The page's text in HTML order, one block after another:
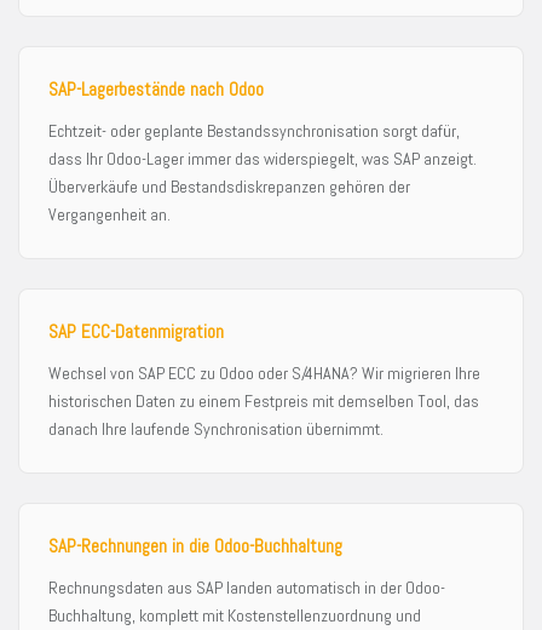
SAP-Lagerbestände nach Odoo
Echtzeit- oder geplante Bestandssynchronisation sorgt dafür,
dass Ihr Odoo-Lager immer das widerspiegelt, was SAP anzeigt.
Überverkäufe und Bestandsdiskrepanzen gehören der
Vergangenheit an.
SAP ECC-Datenmigration
Wechsel von SAP ECC zu Odoo oder S/4HANA? Wir migrieren Ihre
historischen Daten zu einem Festpreis mit demselben Tool, das
danach Ihre laufende Synchronisation übernimmt.
SAP-Rechnungen in die Odoo-Buchhaltung
Rechnungsdaten aus SAP landen automatisch in der Odoo-
Buchhaltung, komplett mit Kostenstellenzuordnung und